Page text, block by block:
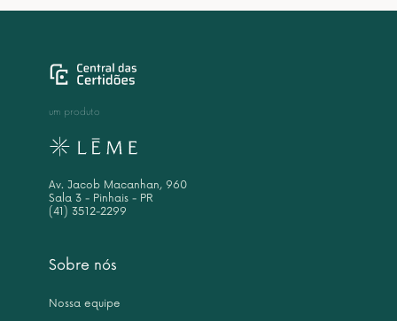
Sobre nós
Nossa equipe
um produto
Av. Jacob Macanhan, 960
Sala 3 - Pinhais - PR
(41) 3512-2299